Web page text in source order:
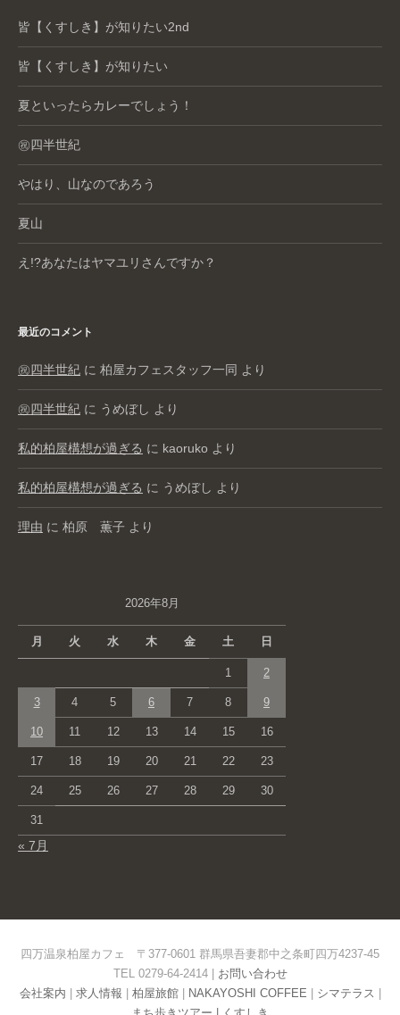
皆【くすしき】が知りたい2nd
皆【くすしき】が知りたい
夏といったらカレーでしょう！
㊗️四半世紀
やはり、山なのであろう
夏山
え!?あなたはヤマユリさんですか？
最近のコメント
㊗️四半世紀 に 柏屋カフェスタッフ一同 より
㊗️四半世紀 に うめぼし より
私的柏屋構想が過ぎる に kaoruko より
私的柏屋構想が過ぎる に うめぼし より
理由 に 柏原 薫子 より
2026年8月
月 火 水 木 金 土 日
1 2
3 4 5 6 7 8 9
10 11 12 13 14 15 16
17 18 19 20 21 22 23
24 25 26 27 28 29 30
31
« 7月
四万温泉柏屋カフェ 〒377-0601 群馬県吾妻郡中之条町四万4237-45
TEL 0279-64-2414 | お問い合わせ
会社案内
求人情報 柏屋旅館| NAKAYOSHI COFFEE シマテラス